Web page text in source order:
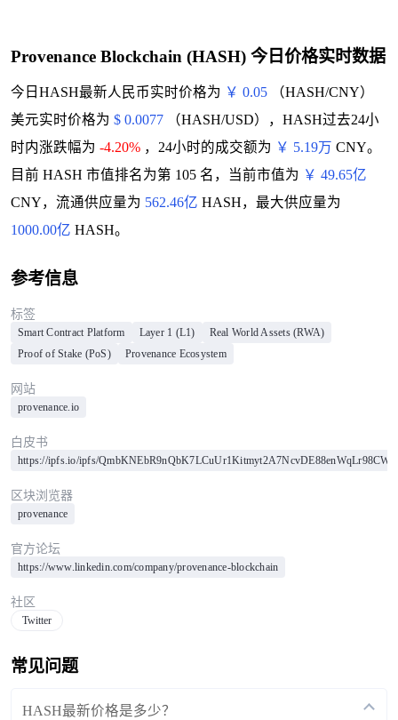
Provenance Blockchain (HASH) 今日价格实时数据
今日HASH最新人民币实时价格为 ￥ 0.05（HASH/CNY）
美元实时价格为 $ 0.0077（HASH/USD），HASH过去24小
时内涨跌幅为 -4.20% ，24小时的成交额为 ￥ 5.19万 CNY。
目前 HASH 市值排名为第 105 名，当前市值为 ￥ 49.65亿
CNY，流通供应量为 562.46亿 HASH，最大供应量为
1000.00亿 HASH。
参考信息
标签
Smart Contract Platform Layer 1 (L1)
Real World Assets (RWA)
Proof of Stake (PoS)
Provenance Ecosystem
网站
provenance.io
白皮书
https://ipfs.io/ipfs/QmbKNEbR9nQbK7LCuUr1Kitmyt2A7NcvDE88enWqLr98CW
区块浏览器
provenance
官方论坛
https://www.linkedin.com/company/provenance-blockchain
社区
Twitter
常见问题
HASH最新价格是多少？